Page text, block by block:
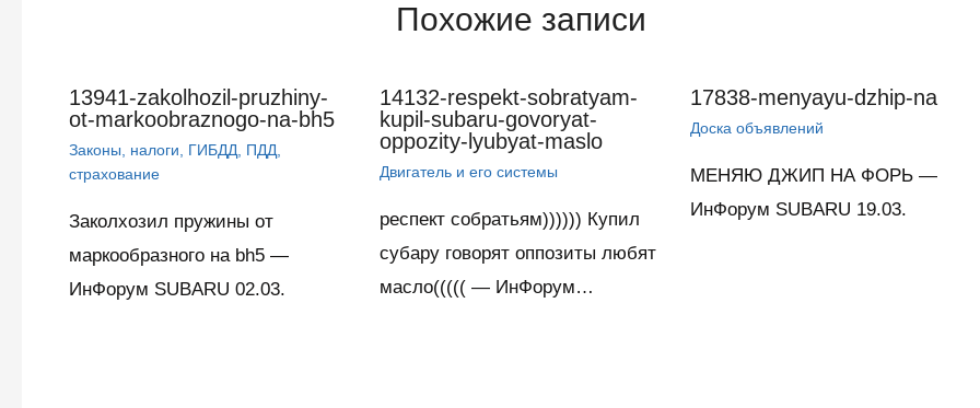
Похожие записи
13941-zakolhozil-pruzhiny-
ot-markoobraznogo-na-bh5
Законы, налоги, ГИБДД, ПДД,
страхование
Заколхозил пружины от
маркообразного на bh5 —
ИнФорум SUBARU 02.03.
14132-respekt-sobratyam-
kupil-subaru-govoryat-
oppozity-lyubyat-maslo
Двигатель и его системы
респект собратьям)))))) Купил
субару говорят оппозиты любят
масло((((( — ИнФорум…
17838-menyayu-dzhip-na
Доска объявлений
МЕНЯЮ ДЖИП НА ФОРЬ —
ИнФорум SUBARU 19.03.